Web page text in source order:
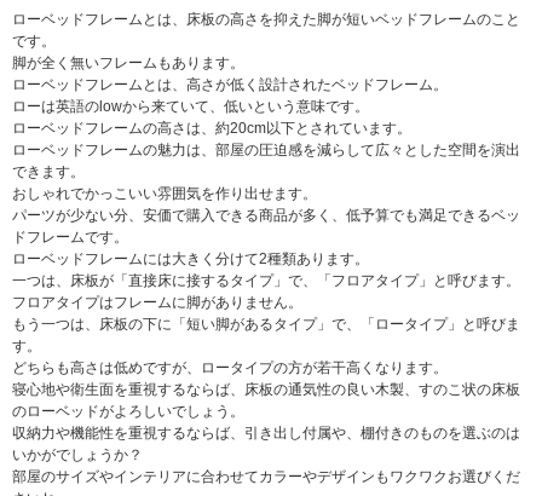
ローベッドフレームとは、床板の高さを抑えた脚が短いベッドフレームのこと
です。
脚が全く無いフレームもあります。
ローベッドフレームとは、高さが低く設計されたベッドフレーム。
ローは英語のlowから来ていて、低いという意味です。
ローベッドフレームの高さは、約20cm以下とされています。
ローベッドフレームの魅力は、部屋の圧迫感を減らして広々とした空間を演出
できます。
おしゃれでかっこいい雰囲気を作り出せます。
パーツが少ない分、安価で購入できる商品が多く、低予算でも満足できるベッ
ドフレームです。
ローベッドフレームには大きく分けて2種類あります。
一つは、床板が「直接床に接するタイプ」で、「フロアタイプ」と呼びます。
フロアタイプはフレームに脚がありません。
もう一つは、床板の下に「短い脚があるタイプ」で、「ロータイプ」と呼びま
す。
どちらも高さは低めですが、ロータイプの方が若干高くなります。
寝心地や衛生面を重視するならば、床板の通気性の良い木製、すのこ状の床板
のローベッドがよろしいでしょう。
収納力や機能性を重視するならば、引き出し付属や、棚付きのものを選ぶのは
いかがでしょうか？
部屋のサイズやインテリアに合わせてカラーやデザインもワクワクお選びくだ